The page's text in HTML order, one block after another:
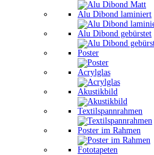
Alu Dibond laminiert
Alu Dibond gebürstet
Poster
Acrylglas
Akustikbild
Textilspannrahmen
Poster im Rahmen
Fototapeten